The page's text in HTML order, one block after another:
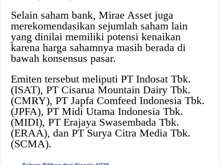
Selain saham bank, Mirae Asset juga
merekomendasikan sejumlah saham lain
yang dinilai memiliki potensi kenaikan
karena harga sahamnya masih berada di
bawah konsensus pasar.
Emiten tersebut meliputi PT Indosat Tbk.
(ISAT), PT Cisarua Mountain Dairy Tbk.
(CMRY), PT Japfa Comfeed Indonesia Tbk.
(JPFA), PT Midi Utama Indonesia Tbk.
(MIDI), PT Erajaya Swasembada Tbk.
(ERAA), dan PT Surya Citra Media Tbk.
(SCMA).